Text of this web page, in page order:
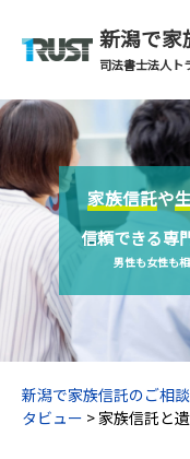
新潟で家
司法書士法人ト
家族信託や
信頼できる専
男性も女性も
新潟で家族信託のご相
タビュー >家族信託と